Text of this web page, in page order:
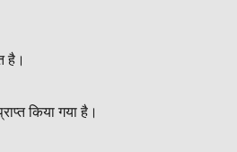
है।
किया गया है।